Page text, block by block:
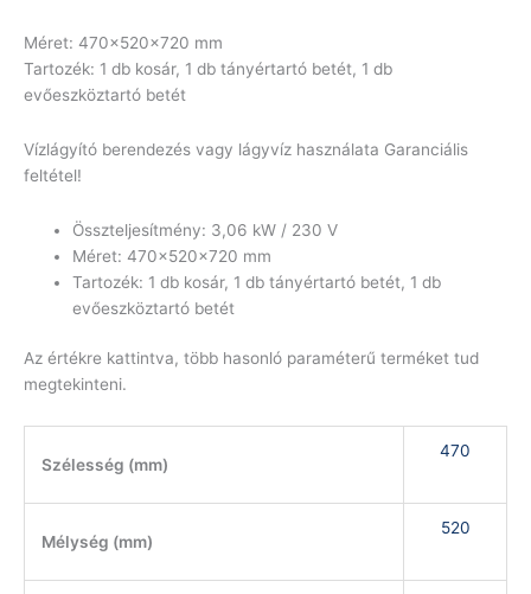
Méret: 470x520x720 mm
Tartozék: 1 db kosár, 1 db tányértartó betét, 1 db
evőeszköztartó betét
Vízlágyító berendezés vagy lágyvíz használata Garanciális
feltétel!
Összteljesítmény: 3,06 kW / 230 V
Méret: 470x520x720 mm
Tartozék: 1 db kosár, 1 db tányértartó betét, 1 db
evőeszköztartó betét
Az értékre kattintva, több hasonló paraméterű terméket tud
megtekinteni.
Szélesség (mm)
470
Mélység (mm)
520